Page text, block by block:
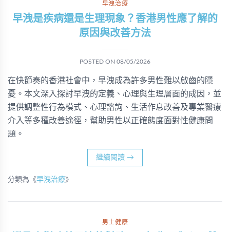
早洩治療
早洩是疾病還是生理現象？香港男性應了解的
原因與改善方法
POSTED ON 08/05/2026
在快節奏的香港社會中，早洩成為許多男性難以啟齒的隱
憂。本文深入探討早洩的定義、心理與生理層面的成因，並
提供調整性行為模式、心理諮詢、生活作息改善及專業醫療
介入等多種改善途徑，幫助男性以正確態度面對性健康問
題。
繼續閱讀 →
分類為《早洩治療》
男士健康